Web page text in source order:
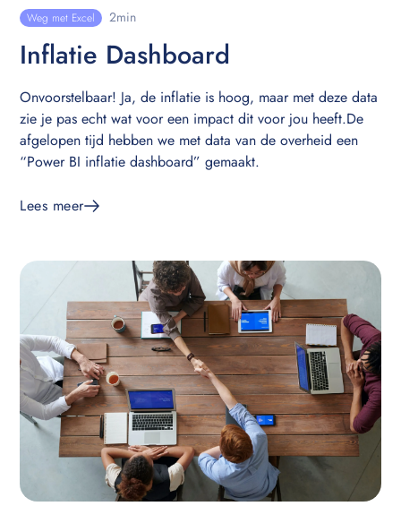
Weg met Excel 2min
Inflatie Dashboard
Onvoorstelbaar! Ja, de inflatie is hoog, maar met deze data
zie je pas echt wat voor een impact dit voor jou heeft.De
afgelopen tijd hebben we met data van de overheid een
“Power BI inflatie dashboard” gemaakt.
Lees meer